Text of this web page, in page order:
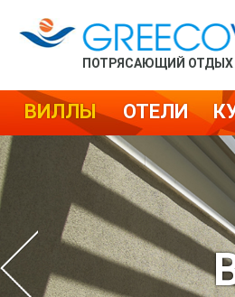
ПОТРЯСАЮЩИЙ ОТДЫХ
ВИЛЛЫ ОТЕЛИ